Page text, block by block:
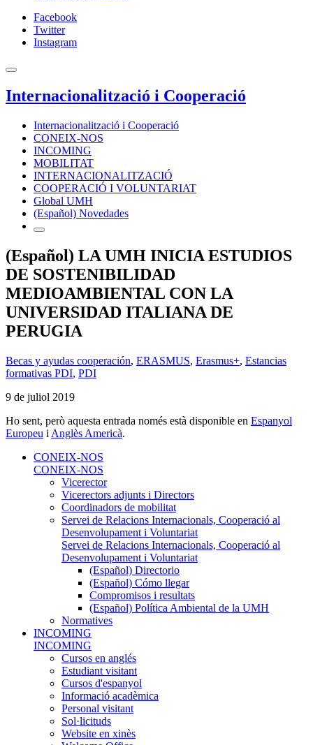
Facebook
Twitter
Instagram
Internacionalització i Cooperació
Internacionalització i Cooperació
CONEIX-NOS
INCOMING
MOBILITAT
INTERNACIONALITZACIÓ
COOPERACIÓ I VOLUNTARIAT
Global UMH
(Español) Novedades
(Español) LA UMH INICIA ESTUDIOS
DE SOSTENIBILIDAD
MEDIOAMBIENTAL CON LA
UNIVERSIDAD ITALIANA DE
PERUGIA
Becas y ayudas cooperación, ERASMUS, Erasmus+, Estancias
formativas PDI, PDI
9 de juliol 2019
Ho sent, però aquesta entrada només està disponible en Espanyol
Europeu i Anglès Americà.
CONEIX-NOS
CONEIX-NOS
Vicerector
Vicerectors adjunts i Directors
Coordinadors de mobilitat
Servei de Relacions Internacionals, Cooperació al
Desenvolupament i Voluntariat
Servei de Relacions Internacionals, Cooperació al
Desenvolupament i Voluntariat
(Español) Directorio
(Español) Cómo llegar
Compromisos i resultats
(Español) Política Ambiental de la UMH
Normatives
INCOMING
INCOMING
Cursos en anglés
Estudiant visitant
Cursos d'espanyol
Informació acadèmica
Personal visitant
Sol·licituds
Website en xinès